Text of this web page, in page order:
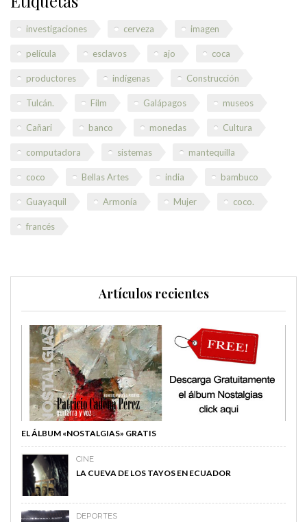
investigaciones cerveza imagen
película esclavos ajo coca
productores indígenas Construcción
Tulcán. Film Galápagos museos
Cañari banco monedas Cultura
computadora sistemas mantequilla
coco Bellas Artes india bambuco
Guayaquil Armonía Mujer coco.
francés
Artículos recientes
EL ÁLBUM «NOSTALGIAS» GRATIS
CINE
LA CUEVA DE LOS TAYOS EN ECUADOR
DEPORTES